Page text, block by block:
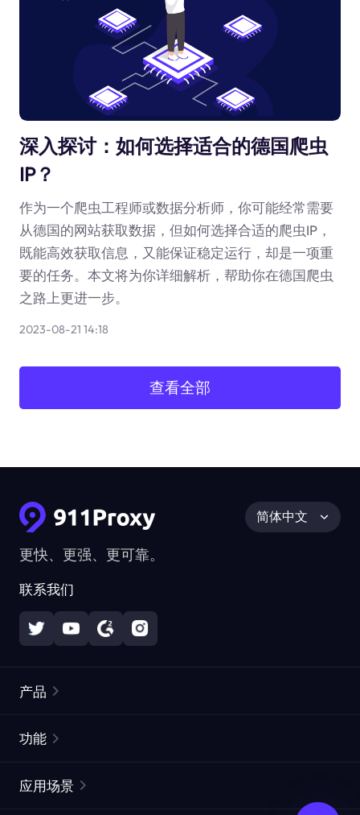
深入探讨：如何选择适合的德国爬虫
IP？
作为一个爬虫工程师或数据分析师，你可能经常需要
从德国的网站获取数据，但如何选择合适的爬虫IP，
既能高效获取信息，又能保证稳定运行，却是一项重
要的任务。本文将为你详细解析，帮助你在德国爬虫
之路上更进一步。
2023-08-21 14:18
查看全部
更快、更强、更可靠。
联系我们
简体中文
产品
静态住宅代理
功能
应用场景